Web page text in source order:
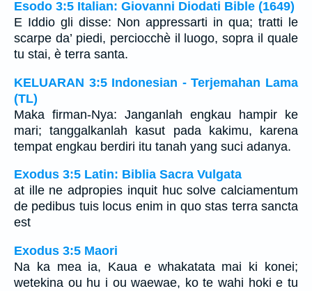
Esodo 3:5 Italian: Giovanni Diodati Bible (1649)
E Iddio gli disse: Non appressarti in qua; tratti le
scarpe da’ piedi, perciocchè il luogo, sopra il quale
tu stai, è terra santa.
KELUARAN 3:5 Indonesian - Terjemahan Lama
(TL)
Maka firman-Nya: Janganlah engkau hampir ke
mari; tanggalkanlah kasut pada kakimu, karena
tempat engkau berdiri itu tanah yang suci adanya.
Exodus 3:5 Latin: Biblia Sacra Vulgata
at ille ne adpropies inquit huc solve calciamentum
de pedibus tuis locus enim in quo stas terra sancta
est
Exodus 3:5 Maori
Na ka mea ia, Kaua e whakatata mai ki konei;
wetekina ou hu i ou waewae, ko te wahi hoki e tu